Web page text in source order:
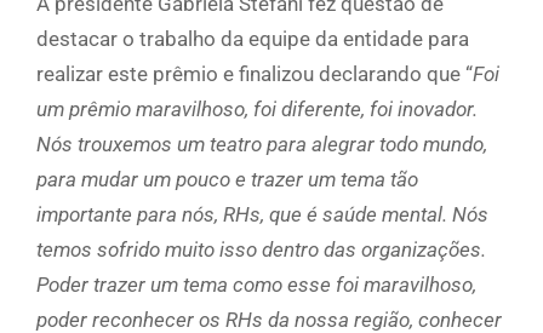
destacar o trabalho da equipe da entidade para
realizar este prêmio e finalizou declarando que “Foi
um prêmio maravilhoso, foi diferente, foi inovador.
Nós trouxemos um teatro para alegrar todo mundo,
para mudar um pouco e trazer um tema tão
importante para nós, RHs, que é saúde mental. Nós
temos sofrido muito isso dentro das organizações.
Poder trazer um tema como esse foi maravilhoso,
poder reconhecer os RHs da nossa região, conhecer